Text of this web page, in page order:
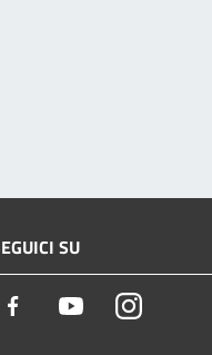
SU
Facebook YoutubeInstagram